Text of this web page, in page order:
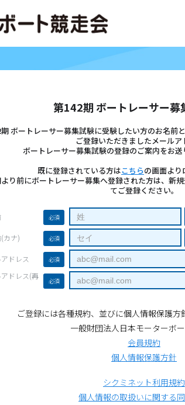
第142期 ボートレーサー募
ボートレーサー募集試験に受験したい方のお名前
ご登録いただきましたメールア
ボートレーサー募集試験の登録のご案内をお送
既に登録されている方はこちらの画面より
り前にボートレーサー募集へ登録された方は、新
てご登録ください。
必須
カナ) 必須
ドレス 必須
アドレス(再
必須
ご登録には各種規約、並びに個人情報保護
一般財団法人日本モーターボ
会員規約
個人情報保護方針
シクミネット利用規約
個人情報の取扱いに関する